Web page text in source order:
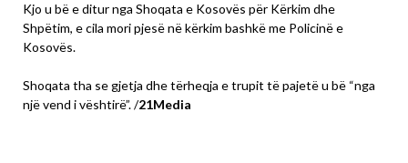
Kjo u bë e ditur nga Shoqata e Kosovës për Kërkim dhe
Shpëtim, e cila mori pjesë në kërkim bashkë me Policinë e
Kosovës.
Shoqata tha se gjetja dhe tërheqja e trupit të pajetë u bë “nga
një vend i vështirë”. /21Media